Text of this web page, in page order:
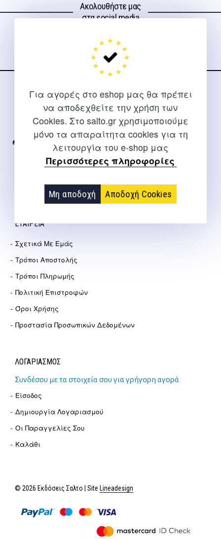
Για αγορές στο eshop μας θα πρέπει
να αποδεχθείτε την χρήση των
Cookies. Στο salto.gr χρησιμοποιούμε
μόνο τα απαραίτητα cookies για τη
λειτουργία του e-shop μας
Περισσότερες πληροφορίες
Μη αποδοχή Αποδοχή Cookies
9,90 €.
Ακολουθήστε μας
στα social media
ΕΠΙΚΟΙΝΩΝΊΑ
Για διευκρινίσεις και υποστήριξη παραγγελιών μέσω του
2310 267108
info@salto.gr
Αγγελάκη 21, Θεσσαλονίκη
ΕΤΑΙΡΕΊΑ
Σχετικά Με Εμάς
Τρόποι Αποστολής
Τρόποι Πληρωμής
Πολιτική Επιστροφών
Όροι Χρήσης
Προστασία Προσωπικών Δεδομένων
ΛΟΓΑΡΙΑΣΜΟΣ
Συνδέσου με τα στοιχεία σου για γρήγορη αγορά
Είσοδος
Δημιουργία Λογαριασμού
Οι Παραγγελίες Σου
Καλάθι
© 2026 Εκδόσεις Σαλτο | Site Lineadesign